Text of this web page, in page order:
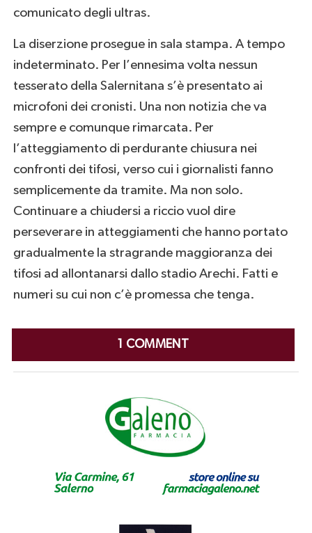
comunicato degli ultras.
La diserzione prosegue in sala stampa. A tempo
indeterminato. Per l’ennesima volta nessun
tesserato della Salernitana s’è presentato ai
microfoni dei cronisti. Una non notizia che va
sempre e comunque rimarcata. Per
l’atteggiamento di perdurante chiusura nei
confronti dei tifosi, verso cui i giornalisti fanno
semplicemente da tramite. Ma non solo.
Continuare a chiudersi a riccio vuol dire
perseverare in atteggiamenti che hanno portato
gradualmente la stragrande maggioranza dei
tifosi ad allontanarsi dallo stadio Arechi. Fatti e
numeri su cui non c’è promessa che tenga.
1 COMMENT